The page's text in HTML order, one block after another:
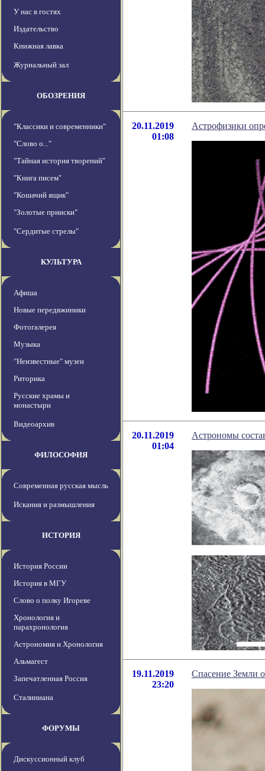
У нас в гостях
Издательство
Книжная лавка
Журнальный зал
ОБОЗРЕНИЯ
"Классики и современники"
"Слово о..."
"Тайная история творений"
"Книга писем"
"Кошачий ящик"
"Золотые прииски"
"Сердитые стрелы"
КУЛЬТУРА
Афиша
Новые передвжиники
Фотогалерея
Музыка
"Неизвестные" музеи
Риторика
Русские храмы и
монастыри
Видеоархив
ФИЛОСОФИЯ
Современная русская мысль
Искания и размышления
ИСТОРИЯ
История России
История в МГУ
Слово о полку Игореве
Хронология и
парахронология
Астрономия и Хронология
Альмагест
Запечатленная Россия
Сталиниана
ФОРУМЫ
Дискуссионный клуб
20.11.2019
01:08
Астрофизики
20.11.2019
01:04
Астрономы
19.11.2019
23:20
Спасение Земли